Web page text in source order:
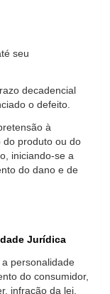
seu
decadencial
o defeito.
à
do produto ou do
iniciando-se a
do dano e de
Jurídica
personalidade
do consumidor,
infração da lei,